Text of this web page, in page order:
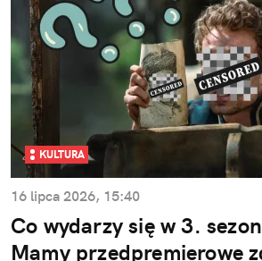
KULTURA
16 lipca 2026, 15:40
Co wydarzy się w 3.
Mamy przedpremierowe